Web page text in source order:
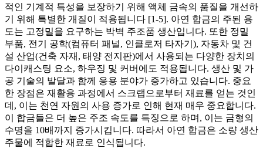
적인 기계적 특성을 보장하기 위해 액체 금속의 품질을 개선하
기 위해 특별한 개질이 적용됩니다 [1-5]. 아연 합금의 주된 용
도는 고정밀을 요구하는 박벽 주조품 생산입니다. 또한 정밀
부품, 전기 공학(컴퓨터 패널, 인클로저 타자기), 자동차 및 건
설 산업(건축 자재, 태양 전지판)에서 사용되는 다양한 장치의
다이캐스팅 요소, 하우징 및 커버에도 적용됩니다. 생산 및 가
공 기술의 발달과 함께 응용 분야가 증가하고 있습니다. 중요
한 장점은 재활용 과정에서 스크랩으로부터 재료를 얻는 것인
데, 이는 천연 자원의 사용 증가로 인해 현재 매우 중요합니다.
이 합금들은 더 높은 주조 속도를 특징으로 하며, 이는 금형의
수명을 10배까지 증가시킵니다. 따라서 아연 합금은 소량 생산
주물에 적합한 재료로 인식됩니다.